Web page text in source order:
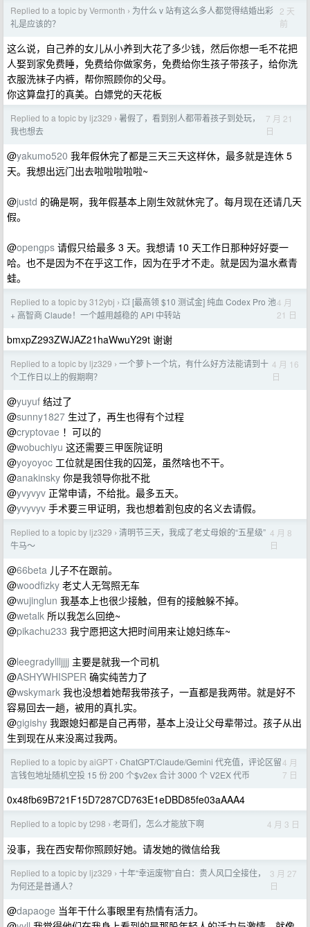
Replied to a topic by Vermonth › 为什么 v 站有这么多人都觉得结婚出彩
礼是应该的？
2 天
前
这么说，自己养的女儿从小养到大花了多少钱，然后你想一毛不花把
人娶到家免费睡，免费给你做家务，免费给你生孩子带孩子，给你洗
衣服洗袜子内裤，帮你照顾你的父母。
你这算盘打的真美。白嫖党的天花板
Replied to a topic by ljz329 › 暑假了，看到别人都带着孩子到处玩，
我也想去
7 月 21
日
@yakumo520 我年假休完了都是三天三天这样休，最多就是连休 5
天。我想出远门出去啦啦啦啦啦~
@justd 的确是啊，我年假基本上刚生效就休完了。每月现在还请几天
假。
@opengps 请假只给最多 3 天。我想请 10 天工作日那种好好耍一
哈。也不是因为不在乎这工作，因为在乎才不走。就是因为温水煮青
蛙。
Replied to a topic by 312ybj › 💥 [最高领 $10 测试金] 纯血 Codex Pro 池
+ 高智商 Claude！一个越用越稳的 API 中转站
4 月
21 日
bmxpZ293ZWJAZ21haWwuY29t 谢谢
Replied to a topic by ljz329 › 一个萝卜一个坑，有什么好方法能请到十
个工作日以上的假期啊？
4 月 16
日
@yuyuf 结过了
@sunny1827 生过了，再生也得有个过程
@cryptovae ！可以的
@wobuchiyu 这还需要三甲医院证明
@yoyoyoc 工位就是困住我的囚笼，虽然啥也不干。
@anakinsky 你是我领导你批不批
@yvyvyv 正常申请，不给批。最多五天。
@yvyvyv 手术要三甲证明，我也想着割包皮的名义去请假。
Replied to a topic by ljz329 › 清明节三天，我成了老丈母娘的“五星级”
牛马～
4 月 8
日
@66beta 儿子不在跟前。
@woodfizky 老丈人无驾照无车
@wujinglun 我基本上也很少接触，但有的接触躲不掉。
@wetalk 所以我怎么回绝~
@pikachu233 我宁愿把这大把时间用来让媳妇练车~
@leegradyllljjjj 主要是就我一个司机
@ASHYWHISPER 确实纯苦力了
@wskymark 我也没想着她帮我带孩子，一直都是我两带。就是好不
容易回去一趟，被用的真扎实。
@gigishy 我跟媳妇都是自己再带，基本上没让父母辈带过。孩子从出
生到现在从来没离过我两。
Replied to a topic by aiGPT › ChatGPT/Claude/Gemini 代充值，评论区留
言钱包地址随机空投 15 份 200 个$v2ex 合计 3000 个 V2EX 代币
4 月
7 日
0x48fb69B721F15D7287CD763E1eDBD85fe03aAAA4
Replied to a topic by t298 › 老哥们，怎么才能放下啊 4 月 3 日
没事，我在西安帮你照顾好她。请发她的微信给我
Replied to a topic by ljz329 › 十年“幸运废物”自白：贵人风口全接住，
为何还是普通人？
3 月 27
日
@dapaoge 当年干什么事眼里有热情有活力。